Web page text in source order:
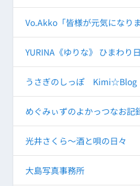
Vo.Akko「皆様が元気になり
YURINA《ゆりな》 ひまわり
うさぎのしっぽ Kimi☆Blog
めぐみぃずのよかっつなお記
光井さくら～酒と唄の日々
大島写真事務所